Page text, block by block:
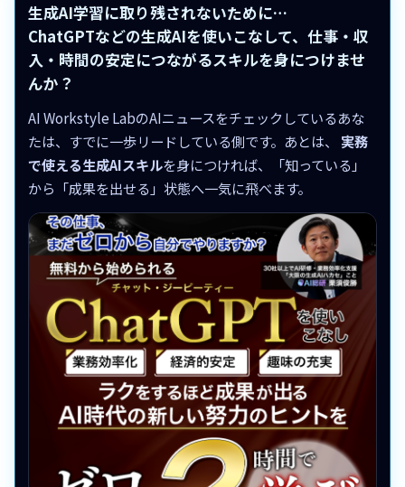
生成AI学習に取り残されないために…
ChatGPTなどの生成AIを使いこなして、仕事・収
入・時間の安定につながるスキルを身につけませ
んか？
AI Workstyle LabのAIニュースをチェックしているあな
たは、すでに一歩リードしている側です。あとは、 実務
で使える生成AIスキルを身につければ、「知っている」
から「成果を出せる」状態へ一気に飛べます。